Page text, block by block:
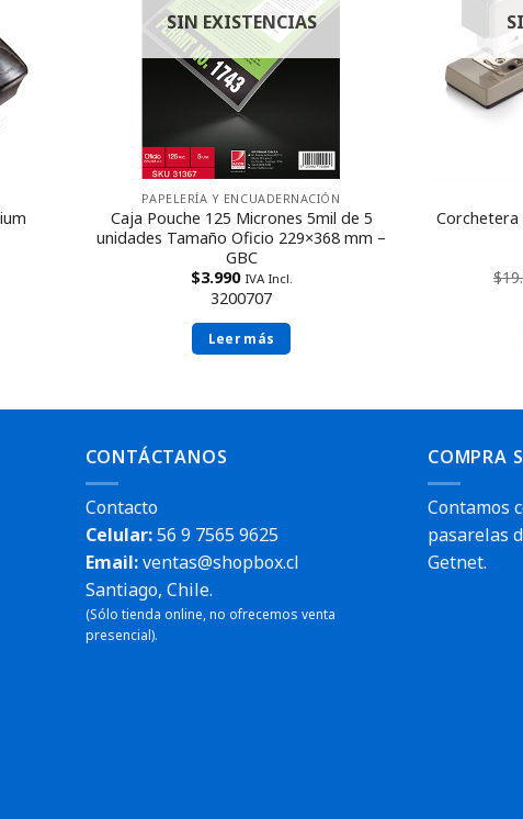
SIN EXISTENCIAS
PAPELERÍA Y ENCUADERNACIÓN
Caja Pouche 125 Micrones 5mil de 5
unidades Tamaño Oficio 229×368 mm –
GBC
$3.990 IVA Incl.
3200707
Leer más
Corchetera
$
CONTÁCTANOS
Contacto
Celular:56 9 7565 9625
Email:ventas@shopbox.cl
Santiago, Chile.
(Sólo tienda online, no ofrecemos venta
presencial).
COMPRA
Contamos
pasarelas
Getnet.